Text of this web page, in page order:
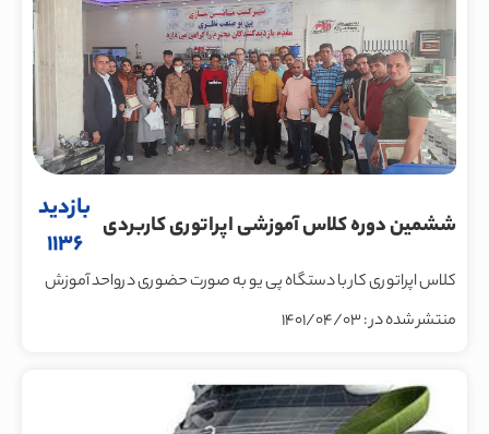
ششمین دوره کلاس آموزشی اپراتوری کاربردی بازدید
1136
کلاس اپراتوری کار با دستگاه پی یو به صورت حضوری درواحد آموزش
ماشین سازی پی یو صنعت نظری
منتشر شده در : 1401/04/03